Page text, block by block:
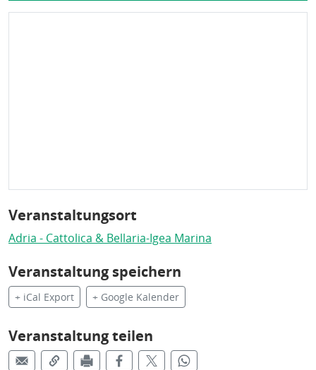
Veranstaltungsort
Adria - Cattolica & Bellaria-Igea Marina
Veranstaltung speichern
+ iCal Export + Google Kalender
Veranstaltung teilen